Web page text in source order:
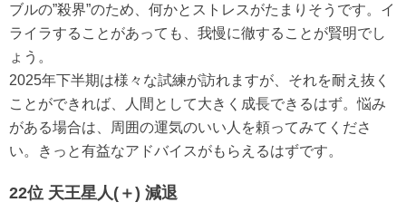
ブルの”殺界”のため、何かとストレスがたまりそうです。イ
ライラすることがあっても、我慢に徹することが賢明でし
ょう。
2025年下半期は様々な試練が訪れますが、それを耐え抜く
ことができれば、人間として大きく成長できるはず。悩み
がある場合は、周囲の運気のいい人を頼ってみてくださ
い。きっと有益なアドバイスがもらえるはずです。
22位 天王星人(＋) 減退